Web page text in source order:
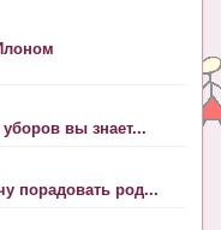
вы знает...
порадовать род...